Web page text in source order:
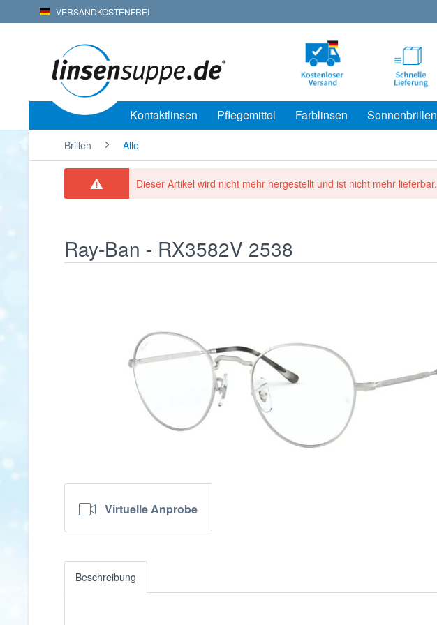
VERSANDKOSTENFREI
Kontaktlinsen Pflegemittel Farblinsen Sonnenbrillen
Brillen Alle
Dieser Artikel wird nicht mehr hergestellt und ist nicht mehr lieferbar.
Ray-Ban - RX3582V 2538
Virtuelle Anprobe
Beschreibung